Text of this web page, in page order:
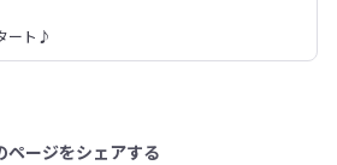
ート♪
ページをシェアする